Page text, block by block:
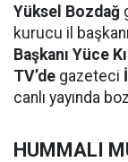
Yüksel Bozdağ
kurucu il
Başkanı Yüce
TV’de gazeteci
canlı yayında
HUMMALI